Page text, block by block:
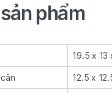
phẩm
19.5 x 13
12.5 x